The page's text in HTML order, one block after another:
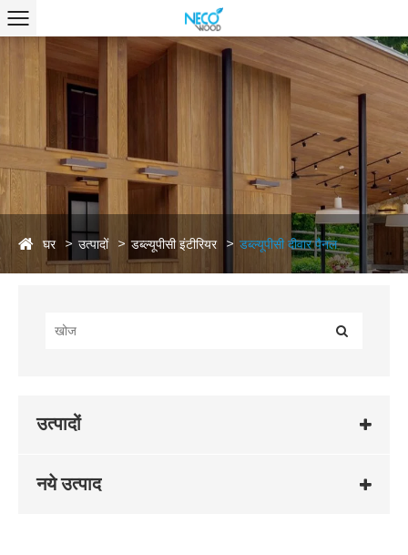
घर उत्पादों डब्ल्यूपीसी इंटीरियर डब्ल्यूपीसी दीवार पैनल
उत्पादों
नये उत्पाद